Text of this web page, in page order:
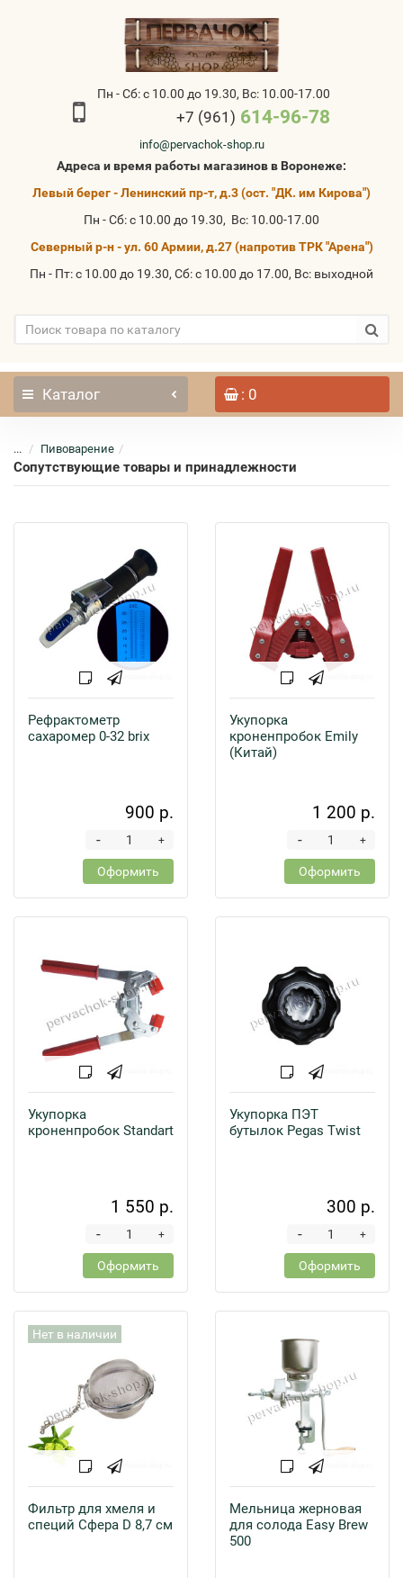
Пн - Сб: с 10.00 до 19.30, Вс: 10.00-17.00
+7 (961) 614-96-78
info@pervachok-shop.ru
Адреса и время работы магазинов в Воронеже:
Левый берег - Ленинский пр-т, д.3 (ост. "ДК. им Кирова")
Пн - Сб: с 10.00 до 19.30, Вс: 10.00-17.00
Северный р-н - ул. 60 Армии, д.27 (напротив ТРК "Арена")
Пн - Пт: с 10.00 до 19.30, Сб: с 10.00 до 17.00, Вс: выходной
Каталог : 0
... Пивоварение
Сопутствующие товары и принадлежности
Рефрактометр
сахаромер 0-32 brix
900 р.
+
-
Оформить
Укупорка
кроненпробок Emily
(Китай)
1 200 р.
+
-
Оформить
Укупорка
кроненпробок Standart
1 550 р.
+
-
Оформить
Укупорка ПЭТ
бутылок Pegas Twist
300 р.
+
-
Оформить
Нет в наличии
Фильтр для хмеля и
специй Сфера D 8,7 см
Мельница жерновая
для солода Easy Brew
500